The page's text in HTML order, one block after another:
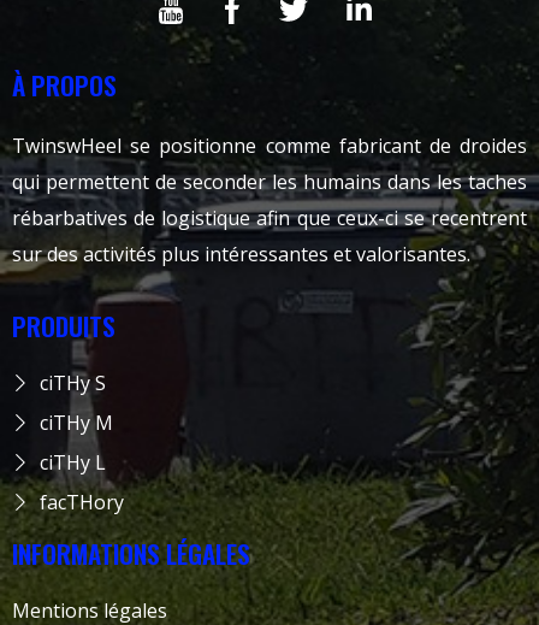
À PROPOS
TwinswHeel se positionne comme fabricant de droides
qui permettent de seconder les humains dans les taches
rébarbatives de logistique afin que ceux-ci se recentrent
sur des activités plus intéressantes et valorisantes.
PRODUITS
ciTHy S
ciTHy M
ciTHy L
facTHory
INFORMATIONS LÉGALES
Mentions légales